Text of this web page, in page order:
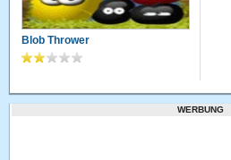
Blob Thrower
WERBUNG